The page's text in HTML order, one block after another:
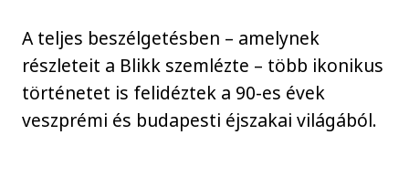
A teljes beszélgetésben – amelynek
részleteit a Blikk szemlézte – több ikonikus
történetet is felidéztek a 90-es évek
veszprémi és budapesti éjszakai világából.